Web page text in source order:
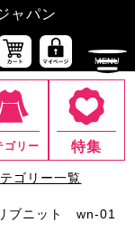
ャパン
ゴリー 特集
ゴリー一覧
ブニット wn-01